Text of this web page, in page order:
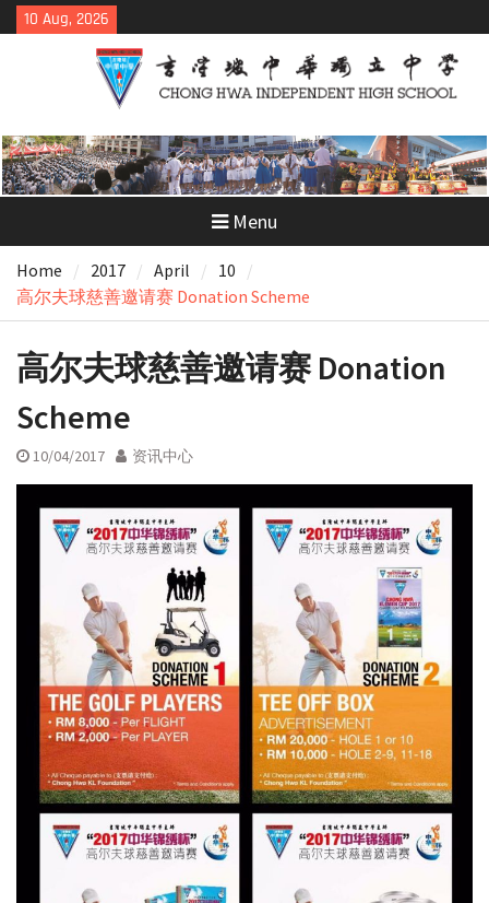
Skip
to
10 Aug, 2026
Menu
Home 2017 April
10
高尔夫球慈善邀请赛 Donation Scheme
高尔夫球慈善邀请赛 Donation
Scheme
10/04/2017 资讯中心